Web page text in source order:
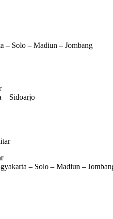
– Solo – Madiun – Jombang
– Sidoarjo
– Solo – Madiun –